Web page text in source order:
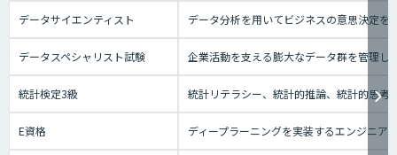
データサイエンティスト データ分析を用いてビジネスの意思決定
データスペシャリスト試験 企業活動を支える膨大なデータ群を管理し
統計検定3級 統計リテラシー、統計的推論、統計的思考
E資格 ディープラーニングを実装するエンジニア